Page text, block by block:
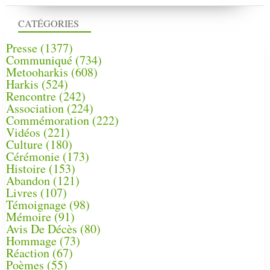
CATÉGORIES
Presse (1377)
Communiqué (734)
Metooharkis (608)
Harkis (524)
Rencontre (242)
Association (224)
Commémoration(222)
Vidéos (221)
Culture(180)
Cérémonie (173)
Histoire (153)
Abandon(121)
Livres (107)
Témoignage (98)
Mémoire (91)
Avis De Décès (80)
Hommage (73)
Réaction(67)
Poèmes (55)